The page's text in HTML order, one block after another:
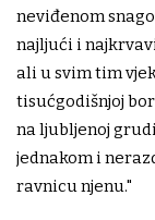
neviđenom
najljući i
ali u svim tim
tisućgodišnjoj
na ljubljenoj
jednakom i
ravnicu njenu."